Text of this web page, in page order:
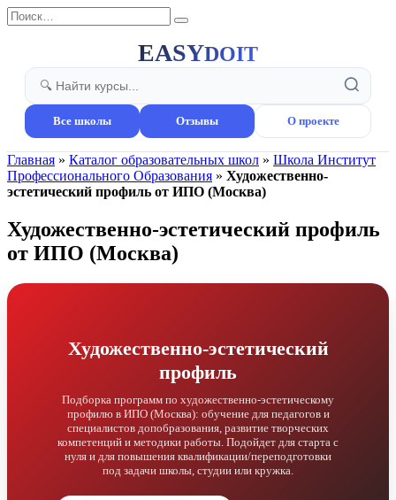
Перейти
к
Search
for:
EASYDOIT
Все школы Отзывы О проекте
Главная » Каталог образовательных школ » Школа Институт
Профессионального Образования » Художественно-
эстетический профиль от ИПО (Москва)
Художественно-эстетический профиль
от ИПО (Москва)
Художественно-эстетический
профиль
Подборка программ по художественно‑эстетическому
профилю в ИПО (Москва): обучение для педагогов и
специалистов допобразования, развитие творческих
компетенций и методики работы. Подойдет для старта с
нуля и для повышения квалификации/переподготовки
под задачи школы, студии или кружка.